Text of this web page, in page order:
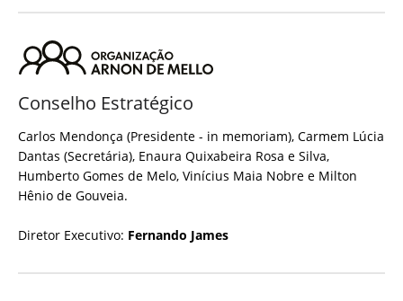
Conselho Estratégico
Carlos Mendonça (Presidente - in memoriam), Carmem Lúcia
Dantas (Secretária), Enaura Quixabeira Rosa e Silva,
Humberto Gomes de Melo, Vinícius Maia Nobre e Milton
Hênio de Gouveia.
Diretor Executivo: Fernando James